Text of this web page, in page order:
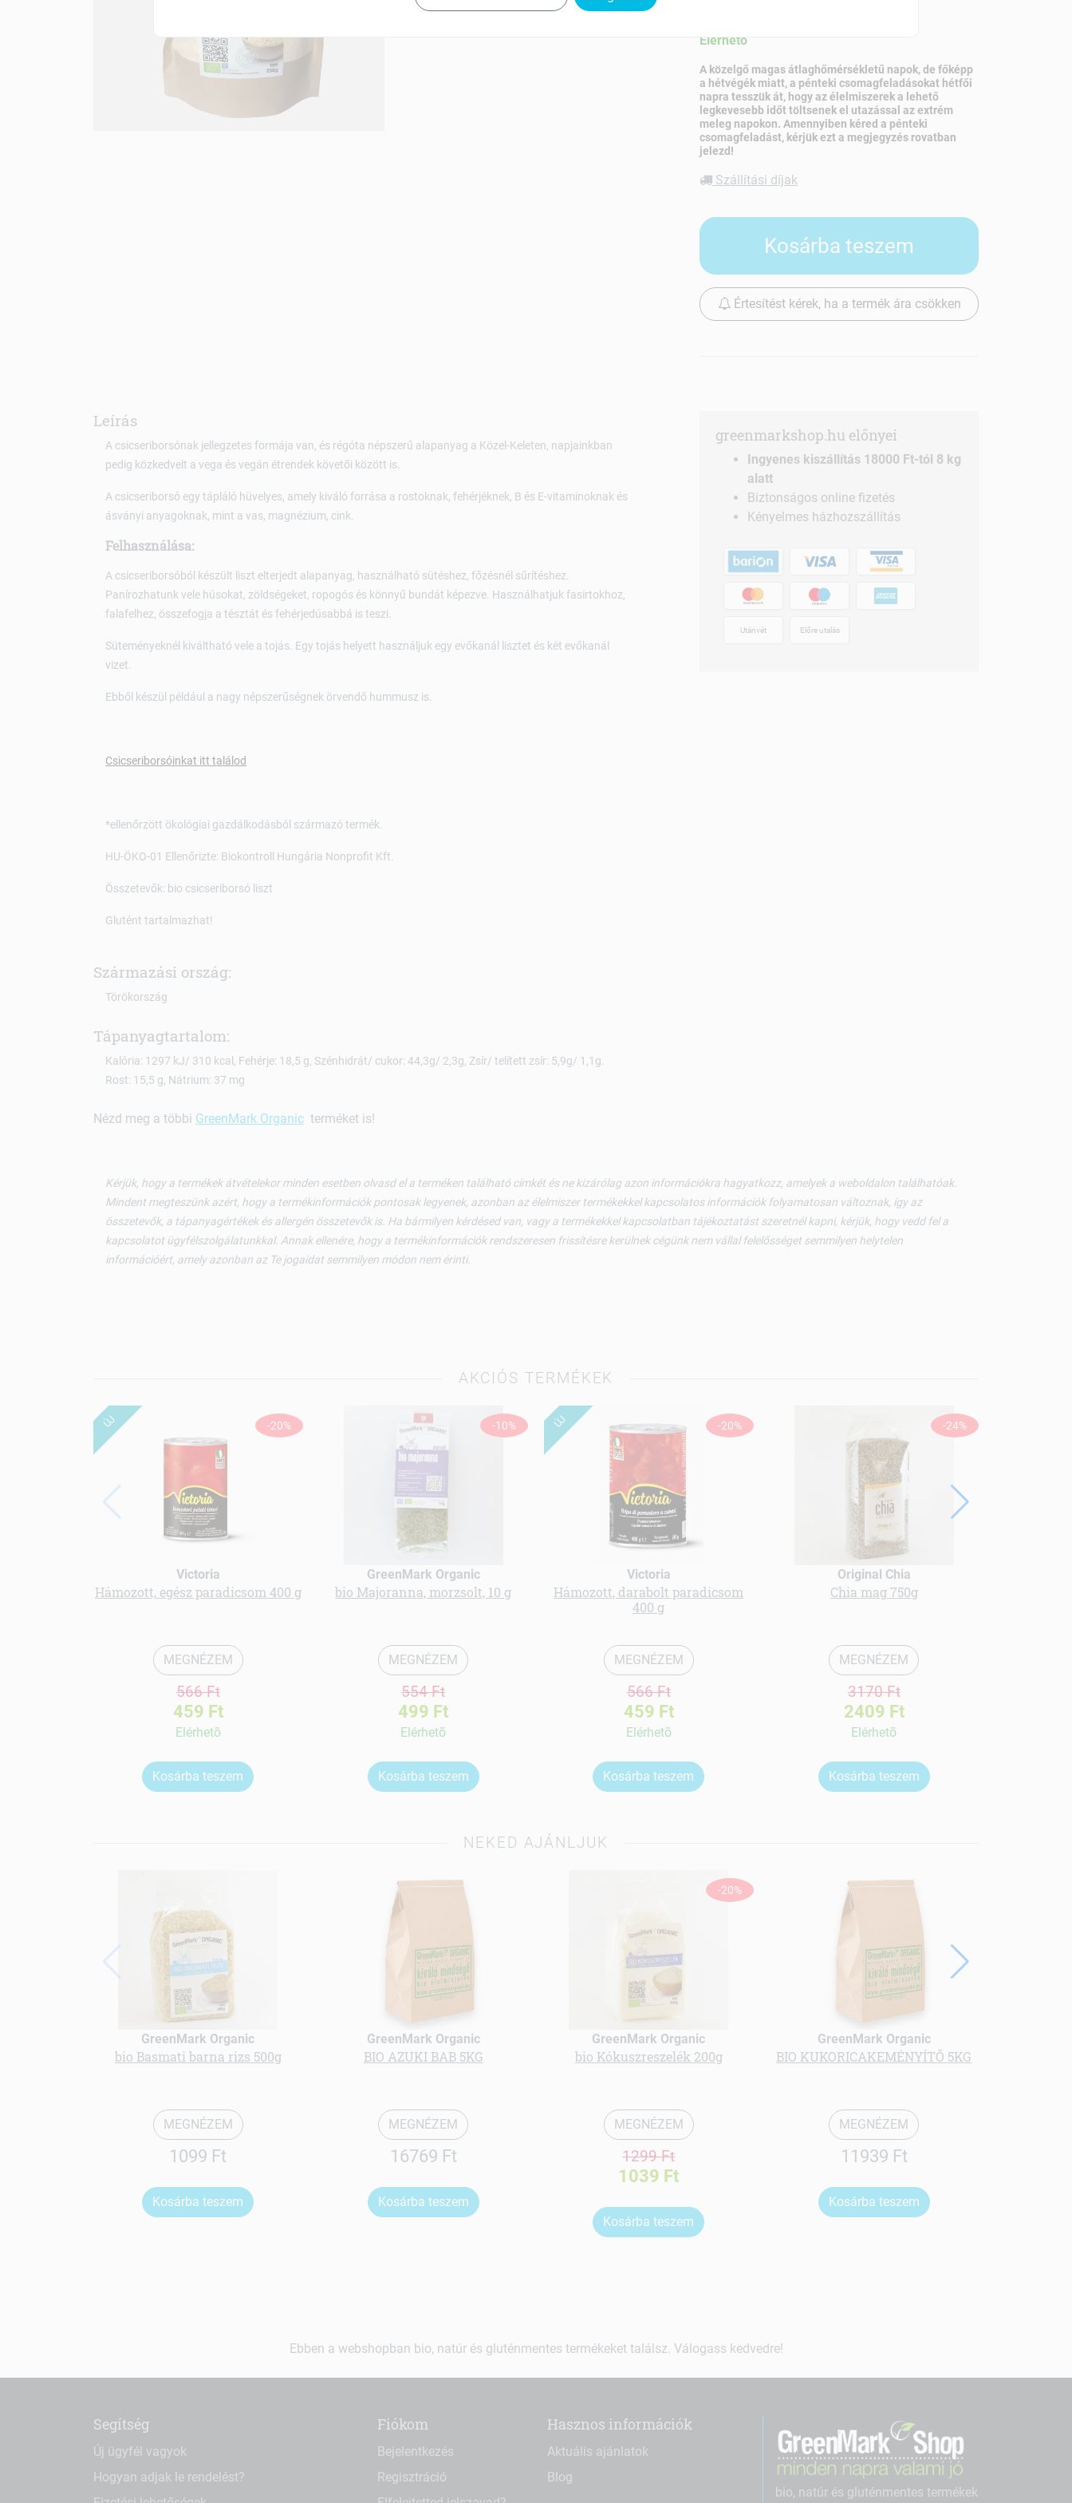
Elérhetõ
A közelgő magas átlaghőmérsékletű napok, de főképp
a hétvégék miatt, a pénteki csomagfeladásokat hétfői
napra tesszük át, hogy az élelmiszerek a lehető
legkevesebb időt töltsenek el utazással az extrém
meleg napokon. Amennyiben kéred a pénteki
csomagfeladást, kérjük ezt a megjegyzés rovatban
jelezd!
Szállítási díjak
Kosárba teszem
Értesítést kérek, ha a termék ára csökken
Leírás
A csicseriborsónak jellegzetes formája van, és régóta népszerű alapanyag a Közel-Keleten, napjainkban
pedig közkedvelt a vega és vegán étrendek követői között is.
A csicseriborsó egy tápláló hüvelyes, amely kiváló forrása a rostoknak, fehérjéknek, B és E-vitaminoknak és
ásványi anyagoknak, mint a vas, magnézium, cink.
Felhasználása:
A csicseriborsóból készült liszt elterjedt alapanyag, használható sütéshez, főzésnél sűrítéshez.
Panírozhatunk vele húsokat, zöldségeket, ropogós és könnyű bundát képezve. Használhatjuk fasirtokhoz,
falafelhez, összefogja a tésztát és fehérjedúsabbá is teszi.
Süteményeknél kiváltható vele a tojás. Egy tojás helyett használjuk egy evőkanál lisztet és két evőkanál
vizet.
Ebből készül például a nagy népszerűségnek örvendő hummusz is.
Csicseriborsóinkat itt találod
*ellenőrzött ökológiai gazdálkodásból származó termék.
HU-ÖKO-01 Ellenőrizte: Biokontroll Hungária Nonprofit Kft.
Összetevők: bio csicseriborsó liszt
Glutént tartalmazhat!
Származási ország:
Törökország
Tápanyagtartalom:
Kalória: 1297 kJ/ 310 kcal, Fehérje: 18,5 g, Szénhidrát/ cukor: 44,3g/ 2,3g, Zsír/ telített zsír: 5,9g/ 1,1g.
Rost: 15,5 g, Nátrium: 37 mg
Nézd meg a többi GreenMark Organic terméket is!
greenmarkshop.hu előnyei
Ingyenes kiszállítás 18000 Ft-tól 8 kg
alatt
Biztonságos online fizetés
Kényelmes házhozszállítás
Utánvét Előre utalás
Kérjük, hogy a termékek átvételekor minden esetben olvasd el a terméken található címkét és ne kizárólag azon információkra hagyatkozz, amelyek a weboldalon találhatóak.
Mindent megteszünk azért, hogy a termékinformációk pontosak legyenek, azonban az élelmiszer termékekkel kapcsolatos információk folyamatosan változnak, így az
összetevők, a tápanyagértékek és allergén összetevők is. Ha bármilyen kérdésed van, vagy a termékekkel kapcsolatban tájékoztatást szeretnél kapni, kérjük, hogy vedd fel a
kapcsolatot ügyfélszolgálatunkkal. Annak ellenére, hogy a termékinformációk rendszeresen frissítésre kerülnek cégünk nem vállal felelősséget semmilyen helytelen
információért, amely azonban az Te jogaidat semmilyen módon nem érinti.
AKCIÓS TERMÉKEK
-20%
ÚJ
Victoria
Hámozott, egész paradicsom 400 g
MEGNÉZEM
566 Ft
459 Ft
Elérhetõ
Kosárba teszem
-10%
GreenMark Organic
bio Majoranna, morzsolt, 10 g
MEGNÉZEM
554 Ft
499 Ft
Elérhetõ
Kosárba teszem
-20%
ÚJ
Victoria
Hámozott, darabolt paradicsom
400 g
MEGNÉZEM
566 Ft
459 Ft
Elérhetõ
Kosárba teszem
-24%
Original Chia
Chia mag 750g
MEGNÉZEM
3170 Ft
2409 Ft
Elérhetõ
Kosárba teszem
NEKED AJÁNLJUK
GreenMark Organic
bio Basmati barna rizs 500g
MEGNÉZEM
1099 Ft
Kosárba teszem
GreenMark Organic
BIO AZUKI BAB 5KG
MEGNÉZEM
16769 Ft
Kosárba teszem
-20%
GreenMark Organic
bio Kókuszreszelék 200g
MEGNÉZEM
1299 Ft
1039 Ft
Kosárba teszem
GreenMark Organic
BIO KUKORICAKEMÉNYÍTŐ 5KG
MEGNÉZEM
11939 Ft
Kosárba teszem
Ebben a webshopban bio, natúr és gluténmentes termékeket találsz. Válogass kedvedre!
Segítség
Új ügyfél vagyok
Hogyan adjak le rendelést?
Fiókom
Bejelentkezés
Regisztráció
Hasznos információk
Aktuális ajánlatok
Blog
bio, natúr és gluténmentes termékek